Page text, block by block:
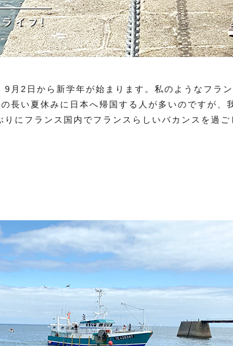
月2日から新学年が始まります。私のようなフラン
長い夏休みに日本へ帰国する人が多いのですが、
にフランス国内でフランスらしいバカンスを過ご